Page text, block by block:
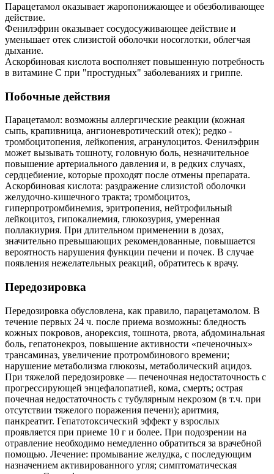
Парацетамол оказывает жаропонижающее и обезболивающее
действие.
Фенилэфрин оказывает сосудосуживающее действие и
уменьшает отек слизистой оболочки носоглотки, облегчая
дыхание.
Аскорбиновая кислота восполняет повышенную потребность
в витамине С при "простудных" заболеваниях и гриппе.
Побочные действия
Парацетамол: возможны аллергические реакции (кожная
сыпь, крапивница, ангионевротический отек); редко -
тромбоцитопения, лейкопения, агранулоцитоз. Фенилэфрин
может вызывать тошноту, головную боль, незначительное
повышение артериального давления и, в редких случаях,
сердцебиение, которые проходят после отмены препарата.
Аскорбиновая кислота: раздражение слизистой оболочки
желудочно-кишечного тракта; тромбоцитоз,
гиперпротромбинемия, эритропения, нейтрофильный
лейкоцитоз, гипокалиемия, глюкозурия, умеренная
поллакиурия. При длительном применении в дозах,
значительно превышающих рекомендованные, повышается
вероятность нарушения функции печени и почек. В случае
появления нежелательных реакций, обратитесь к врачу.
Передозировка
Передозировка обусловлена, как правило, парацетамолом. В
течение первых 24 ч. после приема возможны: бледность
кожных покровов, анорексия, тошнота, рвота, абдоминальная
боль, гепатонекроз, повышение активности «печеночных»
трансаминаз, увеличение протромбинового времени;
нарушение метаболизма глюкозы, метаболический ацидоз.
При тяжелой передозировке — печеночная недостаточность с
прогрессирующей энцефалопатией, кома, смерть; острая
почечная недостаточность с тубулярным некрозом (в т.ч. при
отсутствии тяжелого поражения печени); аритмия,
панкреатит. Гепатотоксический эффект у взрослых
проявляется при приеме 10 г и более. При подозрении на
отравление необходимо немедленно обратиться за врачебной
помощью. Лечение: промывание желудка, с последующим
назначением активированного угля; симптоматическая